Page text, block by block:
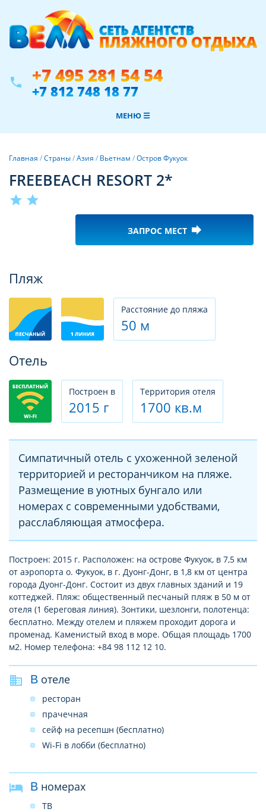
phone +7 495 281 54 54
+7 812 748 18 77
МЕНЮ ☰
Главная /Страны/Азия / Вьетнам /Остров Фукуок
FREEBEACH RESORT 2*
star star
ЗАПРОС МЕСТ forward
Пляж
Расстояние до пляжа
50 м
Отель
Построен в
2015 г
Территория отеля
1700 кв.м
Симпатичный отель с ухоженной зеленой
территорией и ресторанчиком на пляже.
Размещение в уютных бунгало или
номерах с современными удобствами,
расслабляющая атмосфера.
Построен: 2015 г. Расположен: на острове Фукуок, в 7,5 км
от аэропорта о. Фукуок, в г. Дуонг-Донг, в 1,8 км от центра
города Дуонг-Донг. Состоит из двух главных зданий и 19
коттеджей. Пляж: общественный песчаный пляж в 50 м от
отеля (1 береговая линия). Зонтики, шезлонги, полотенца:
бесплатно. Между отелем и пляжем проходит дорога и
променад. Каменистый вход в море. Общая площадь 1700
м2. Номер телефона: +84 98 112 12 10.
В отеле
ресторан
прачечная
сейф на ресепшн (бесплатно)
Wi-Fi в лобби (бесплатно)
В номерах
ТВ